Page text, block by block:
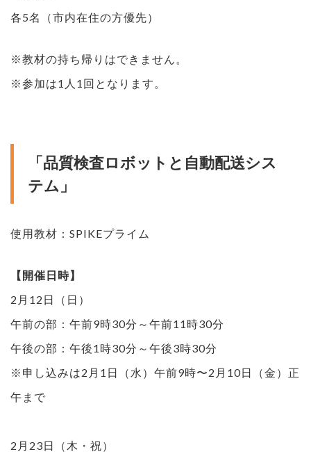
各5名（市内在住の方優先）
※教材の持ち帰りはできません。
※参加は1人1回となります。
「品質検査ロボットと自動配送シス
テム」
使用教材：SPIKEプライム
【開催日時】
2月12日（日）
午前の部：午前9時30分～午前11時30分
午後の部：午後1時30分～午後3時30分
※申し込みは2月1日（水）午前9時〜2月10日（金）正
午まで
2月23日（木・祝）